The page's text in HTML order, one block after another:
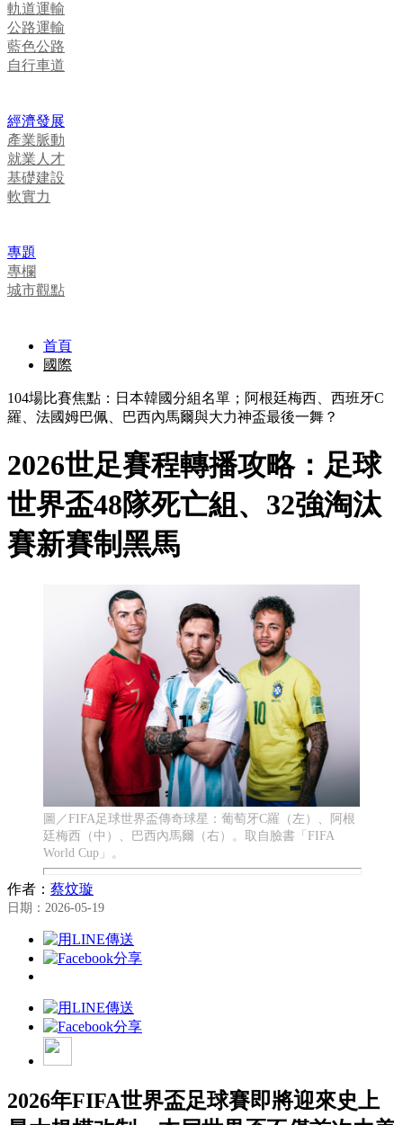
軌道運輸
公路運輸
藍色公路
自行車道
經濟發展
產業脈動
就業人才
基礎建設
軟實力
專題
專欄
城市觀點
首頁
國際
104場比賽焦點：日本韓國分組名單；阿根廷梅西、西班牙C
羅、法國姆巴佩、巴西內馬爾與大力神盃最後一舞？
2026世足賽程轉播攻略：足球
世界盃48隊死亡組、32強淘汰
賽新賽制黑馬
圖／FIFA足球世界盃傳奇球星：葡萄牙C羅（左）、阿根
廷梅西（中）、巴西內馬爾（右）。取自臉書「FIFA
World Cup」。
作者： 蔡炆璇
日期：2026-05-19
2026年FIFA世界盃足球賽即將迎來史上